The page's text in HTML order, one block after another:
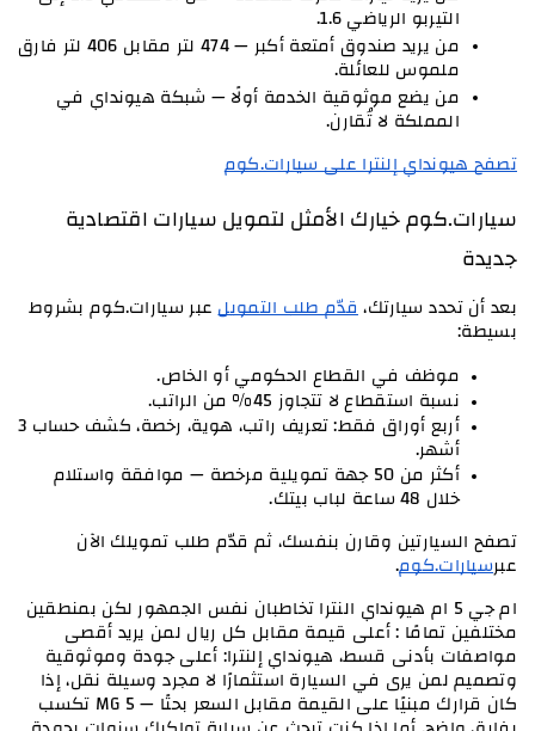
التيربو الرياضي 1.6.
من يريد صندوق أمتعة أكبر — 474 لتر مقابل 406 لتر فارق
ملموس للعائلة.
المملكة لا تُقارن.
تصفح هيونداي إلنترا على سيارات.كوم
جديدة
بعد أن تحدد سيارتك،قدّم طلب التمويل عبر سيارات.كوم بشروط
بسيطة:
موظف في القطاع الحكومي أو الخاص.
نسبة استقطاع لا تتجاوز 45% من الراتب.
أشهر.
خلال 48 ساعة لباب بيتك.
عبرسيارات.كوم.